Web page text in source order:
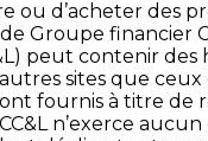
ou d’acheter des
Groupe financier
peut contenir des
sites que ceux
fournis à titre de
n’exerce